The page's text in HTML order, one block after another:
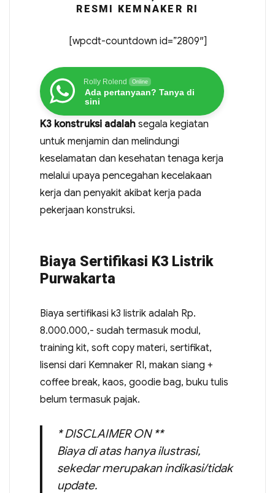
RESMI KEMNAKER RI
[wpcdt-countdown id=”2809″]
Rolly Rolend Online
Ada pertanyaan? Tanya di
sini
K3 konstruksi adalahsegala kegiatan
untuk menjamin dan melindungi
keselamatan dan kesehatan tenaga kerja
melalui upaya pencegahan kecelakaan
kerja dan penyakit akibat kerja pada
pekerjaan konstruksi.
Biaya Sertifikasi K3 Listrik
Purwakarta
Biaya sertifikasi k3 listrik adalah Rp.
8.000.000,- sudah termasuk modul,
training kit, soft copy materi, sertifikat,
lisensi dari Kemnaker RI, makan siang +
coffee break, kaos, goodie bag, buku tulis
belum termasuk pajak.
* DISCLAIMER ON **
Biaya di atas hanya ilustrasi,
sekedar merupakan indikasi/tidak
update.